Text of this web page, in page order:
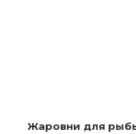
Жаровни для